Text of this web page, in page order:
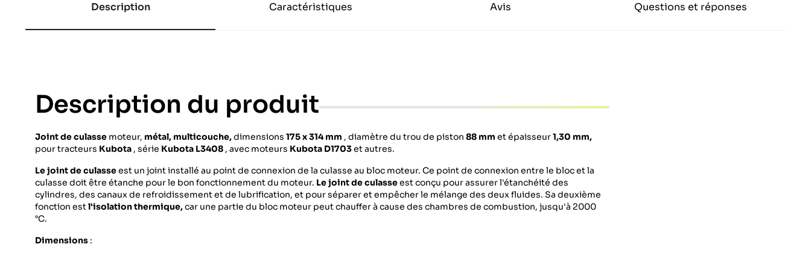
Description Caractéristiques Avis Questions et réponses
Description du produit
Joint de culasse moteur, métal, multicouche,dimensions 175 x 314 mm , diamètre du trou de piston 88 mm et épaisseur1,30 mm,
pour tracteurs Kubota , série Kubota L3408 , avec moteurs Kubota D1703et autres.
Le joint de culasseest un joint installé au point de connexion de la culasse au bloc moteur. Ce point de connexion entre le bloc et la
culasse doit être étanche pour le bon fonctionnement du moteur. Le joint de culasseest conçu pour assurer l'étanchéité des
cylindres, des canaux de refroidissement et de lubrification, et pour séparer et empêcher le mélange des deux fluides. Sa deuxième
fonction estl'isolation thermique,car une partie du bloc moteur peut chauffer à cause des chambres de combustion, jusqu'à 2000
°C.
Dimensions :